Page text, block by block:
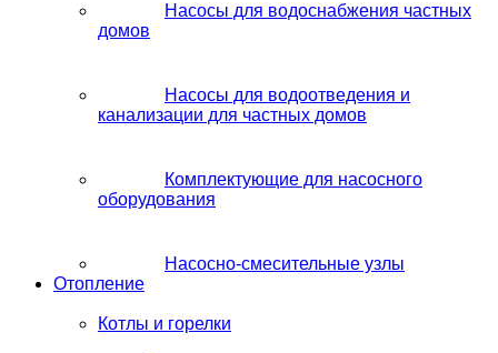
Насосы для водоснабжения частных
домов
Насосы для водоотведения и
канализации для частных домов
Комплектующие для насосного
оборудования
Насосно-смесительные узлы
Отопление
Котлы и горелки